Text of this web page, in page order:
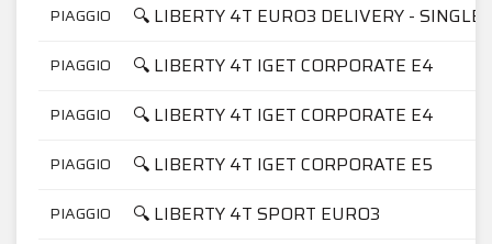
PIAGGIO 🔍 LIBERTY 4T EURO3 DELIVERY - SINGLE
PIAGGIO 🔍 LIBERTY 4T IGET CORPORATE E4
PIAGGIO 🔍 LIBERTY 4T IGET CORPORATE E4
PIAGGIO 🔍 LIBERTY 4T IGET CORPORATE E5
PIAGGIO 🔍 LIBERTY 4T SPORT EURO3